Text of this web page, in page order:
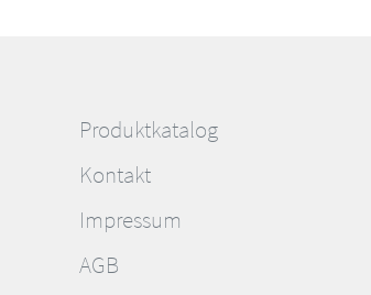
Produktkatalog
Kontakt
Impressum
AGB